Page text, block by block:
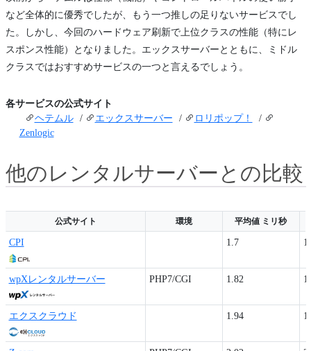
など全体的に優秀でしたが、もう一つ推しの足りないサービスでし
た。しかし、今回のハードウェア刷新で上位クラスの性能（特にレ
スポンス性能）となりました。エックスサーバーとともに、ミドル
クラスではおすすめサービスの一つと言えるでしょう。
各サービスの公式サイト
ヘテムル
/ エックスサーバー / ロリポップ！
/
Zenlogic
他のレンタルサーバーとの比較
公式サイト 環境 平均値 ミリ秒
公式サイト 平均値 ミリ秒
CPI 1.7
wpXレンタルサーバー PHP7/CGI 1.82
エクスクラウド 1.94